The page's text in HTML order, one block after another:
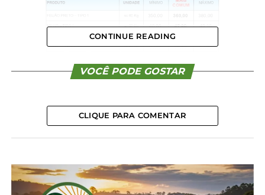
CONTINUE READING
VOCÊ PODE GOSTAR
CLIQUE PARA COMENTAR